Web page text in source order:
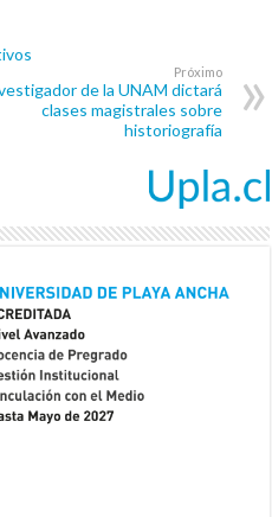
Próximo
de la UNAM dictará
clases magistrales sobre
historiografía